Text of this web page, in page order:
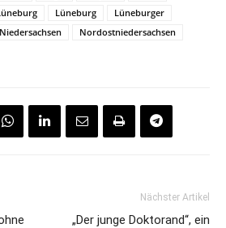
Lüneburg
Lüneburger
Niedersachsen
Nordostniedersachsen
Nächster Artikel
„Der junge Doktorand“, ein